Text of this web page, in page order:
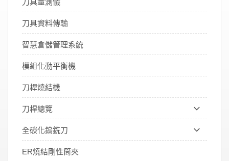
刀具量測儀
刀具資料傳輸
智慧倉儲管理系統
模組化動平衡機
刀桿燒結機
刀桿總覽
全碳化鎢銑刀
ER燒結剛性筒夾